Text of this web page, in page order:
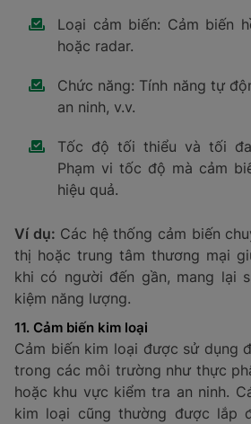
Đầu dò: Phần tử cảm biến
hiện bụi.
Kích thước hạt tối thiểu:
kích thước của các hạt bụi
Giới hạn nhiệt độ: Phạm
của cảm biến.
Khối lượng mẫu: Lượng
biến có thể phát hiện.
Thời gian phản hồi: Thời
để xử lý và phản hồi tín hiệu.
Ví dụ:Cảm biến hạt được sử
môi trường như nhà kho, công
nhà máy sản xuất, nơi bụi mịn
thể gây ảnh hưởng đến sức